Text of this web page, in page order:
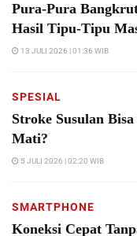
Pura-Pura
Hasil Tipu-Tipu
13 JULI 2026 | 01:36 WIB
SPESIAL
Stroke Susulan
Mati?
5 JULI 2026 | 02:20 WIB
SMARTPHONE
Koneksi Cepat